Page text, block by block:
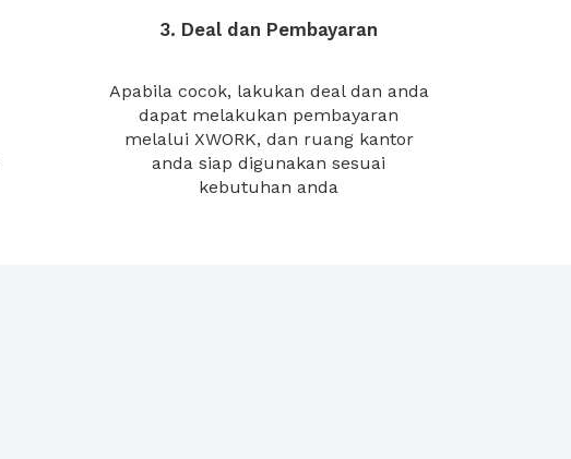
3. Deal dan Pembayaran
Apabila cocok, lakukan deal dan anda
dapat melakukan pembayaran
melalui XWORK, dan ruang kantor
anda siap digunakan sesuai
kebutuhan anda